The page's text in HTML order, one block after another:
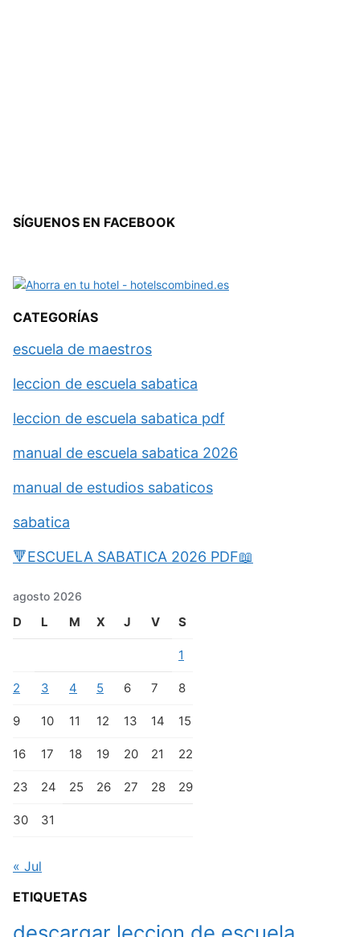
SÍGUENOS EN FACEBOOK
CATEGORÍAS
escuela de maestros
leccion de escuela sabatica
leccion de escuela sabatica pdf
manual de escuela sabatica 2026
manual de estudios sabaticos
sabatica
🔻ESCUELA SABATICA 2026 PDF📖
agosto 2026
D L M X J V S
1
2 3 4 5 6 7 8
9 10 11 12 13 14 15
16 17 18 19 20 21 22
23 24 25 26 27 28 29
30 31
« Jul
ETIQUETAS